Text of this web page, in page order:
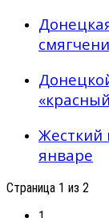
Жесткий
январе
Страница 1 из 2